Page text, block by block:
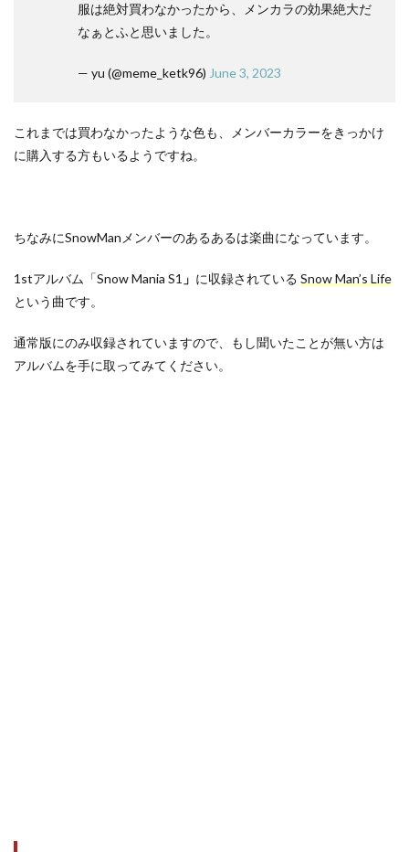
服は絶対買わなかったから、メンカラの効果絶大だ
なぁとふと思いました。
— yu (@meme_ketk96) June 3, 2023
これまでは買わなかったような色も、メンバーカラーをきっかけ
に購入する方もいるようですね。
ちなみにSnowManメンバーのあるあるは楽曲になっています。
1stアルバム「Snow Mania S1 」 に収録されている Snow Man’s Life
という曲です。
通常版にのみ収録されていますので、もし聞いたことが無い方は
アルバムを手に取ってみてください。